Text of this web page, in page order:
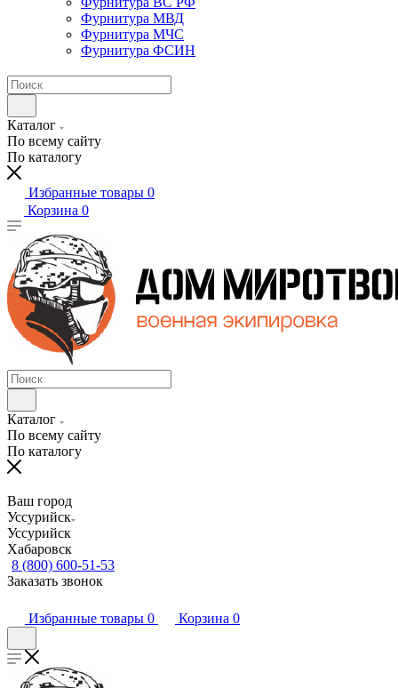
Фурнитура МВД
Фурнитура МЧС
Фурнитура ФСИН
Каталог
По всему сайту
По каталогу
Избранные товары 0
Корзина 0
Каталог
По всему сайту
По каталогу
Ваш город
Уссурийск
Уссурийск
Хабаровск
8 (800) 600-51-53
Заказать звонок
Избранные товары 0 Корзина 0